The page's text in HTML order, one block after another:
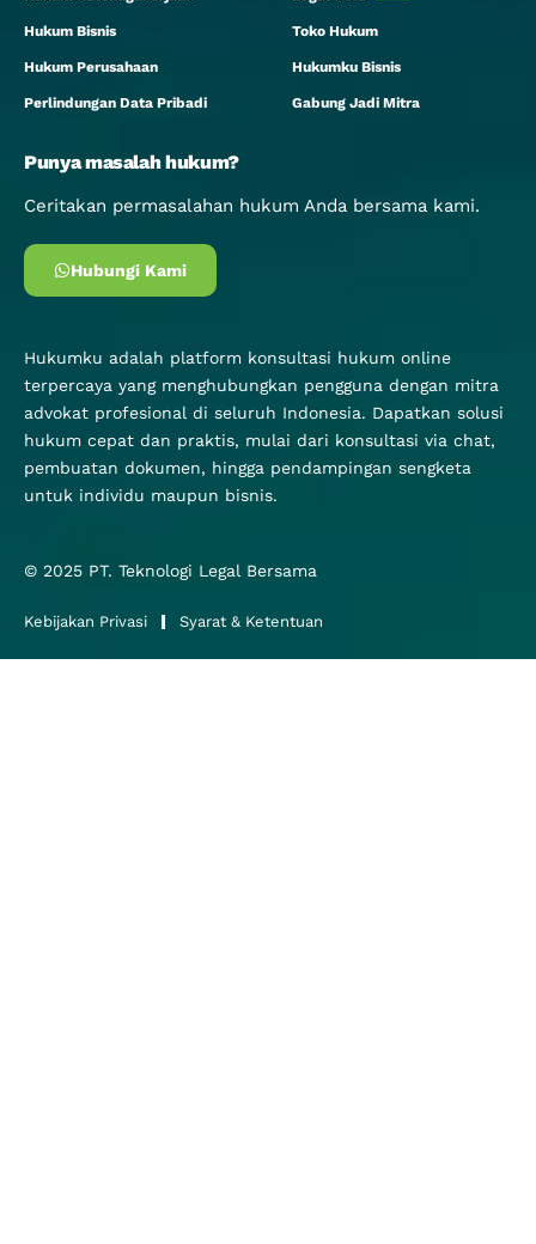
Hukum Bisnis
Hukum Perusahaan
Perlindungan Data Pribadi
Toko Hukum
Hukumku Bisnis
Gabung Jadi Mitra
Punya masalah hukum?
Ceritakan permasalahan hukum Anda bersama kami.
Hubungi Kami
Hukumku adalah platform konsultasi hukum online
terpercaya yang menghubungkan pengguna dengan mitra
advokat profesional di seluruh Indonesia. Dapatkan solusi
hukum cepat dan praktis, mulai dari konsultasi via chat,
pembuatan dokumen, hingga pendampingan sengketa
untuk individu maupun bisnis.
© 2025 PT. Teknologi Legal Bersama
Kebijakan Privasi Syarat & Ketentuan